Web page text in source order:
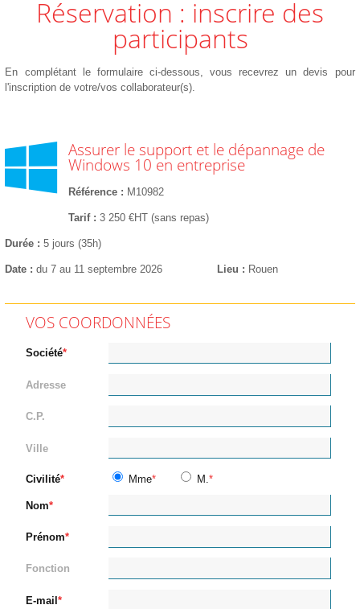
Réservation : inscrire des
participants
En complétant le formulaire ci-dessous, vous recevrez un devis pour
l'inscription de votre/vos collaborateur(s).
Assurer le support et le dépannage de
Windows 10 en entreprise
Référence M10982
Tarif 3 250 €HT (sans repas)
Durée 5 jours (35h)
Date du 7 au 11 septembre 2026 Lieu Rouen
VOS COORDONNÉES
Société
Adresse
C.P.
Ville
Civilité Mme M.
Nom
Prénom
Fonction
E-mail